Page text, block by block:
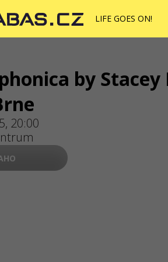
LIFE GOES ON!
of appeals is carried out via
by
20:00